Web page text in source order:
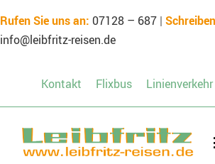
to
content
Rufen Sie uns an: 07128 – 687|
info@leibfritz-reisen.de
Kontakt Flixbus Linienverkehr